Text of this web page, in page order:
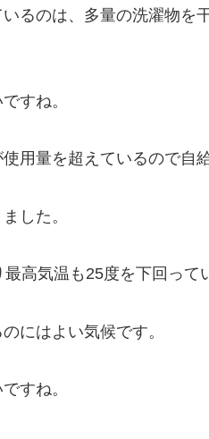
るのは、多量の洗濯物を
すね。
用量を超えているので自
した。
高気温も25度を下回って
にはよい気候です。
すね。